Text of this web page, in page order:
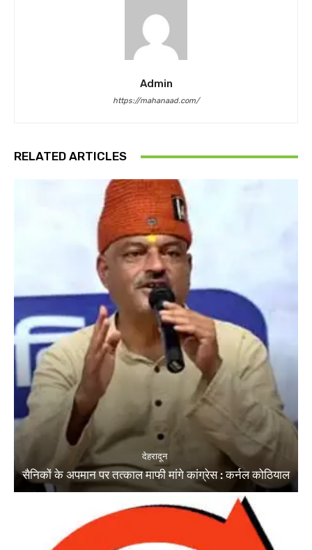
Admin
https://mahanaad.com/
RELATED ARTICLES
देहरादून
सैनिकों के अपमान पर तत्काल माफी मांगे कांग्रेस : कर्नल कोठियाल